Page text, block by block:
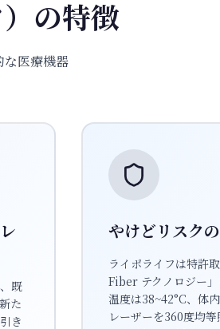
の特徴
な医療機器
既
た
き
やけどリスク
ライポライフは特
Fiber テクノロジー
温度は38~42°C、体
レーザーを360度均